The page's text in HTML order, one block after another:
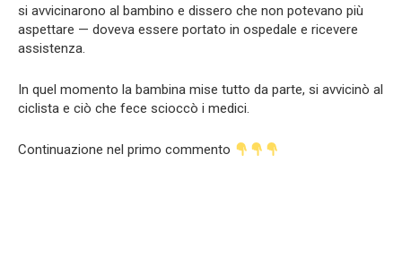
si avvicinarono al bambino e dissero che non potevano più
aspettare — doveva essere portato in ospedale e ricevere
assistenza.
In quel momento la bambina mise tutto da parte, si avvicinò al
ciclista e ciò che fece scioccò i medici.
Continuazione nel primo commento